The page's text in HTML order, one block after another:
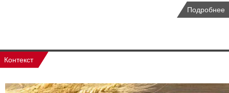
Подробнее
Контекст